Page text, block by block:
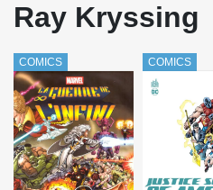
Ray Kryssing
COMICS COMICS